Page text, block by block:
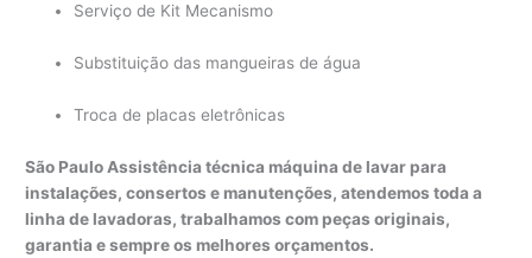
Serviço de Kit Mecanismo
Substituição das mangueiras de água
Troca de placas eletrônicas
São Paulo Assistência técnica máquina de lavar para
instalações, consertos e manutenções, atendemos toda a
linha de lavadoras, trabalhamos com peças originais,
garantia e sempre os melhores orçamentos.